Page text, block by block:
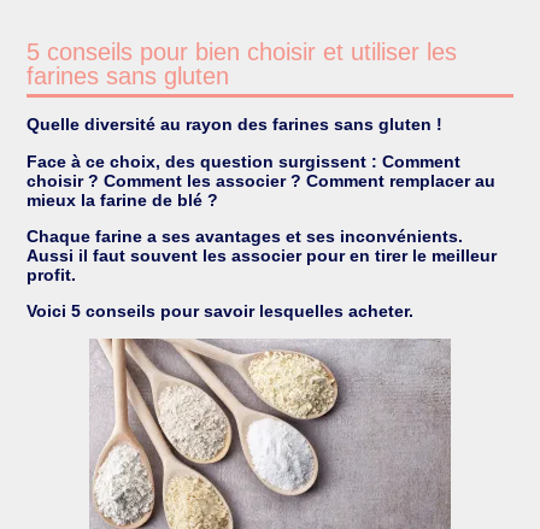
5 conseils pour bien choisir et utiliser les
farines sans gluten
Quelle diversité au rayon des farines sans gluten !
Face à ce choix, des question surgissent : Comment
choisir ? Comment les associer ? Comment remplacer au
mieux la farine de blé ?
Chaque farine a ses avantages et ses inconvénients.
Aussi il faut souvent les associer pour en tirer le meilleur
profit.
Voici 5 conseils pour savoir lesquelles acheter.